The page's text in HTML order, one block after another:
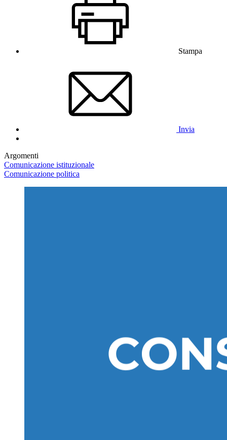
Stampa
Invia
Argomenti
Comunicazione istituzionale
Comunicazione politica